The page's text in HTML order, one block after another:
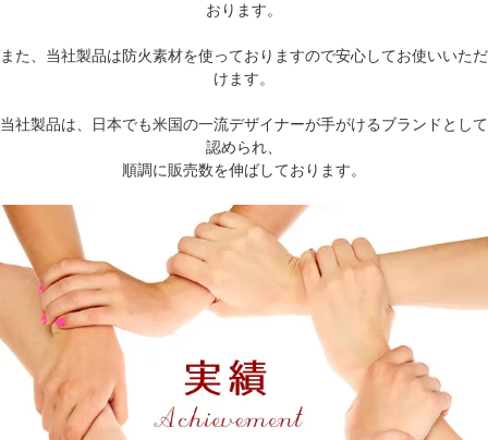
おります。
また、当社製品は防火素材を使っておりますので安心してお使いいただ
けます。
当社製品は、日本でも米国の一流デザイナーが手がけるブランドとして
認められ、
順調に販売数を伸ばしております。